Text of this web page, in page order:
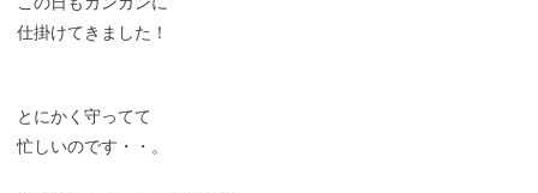
仕掛けてきました！
とにかく守ってて
忙しいのです・・。